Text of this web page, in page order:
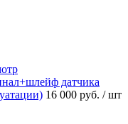
датчика
16 000 руб. / шт